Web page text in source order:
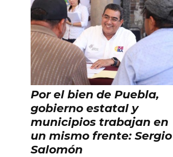
Por el bien de Puebla,
gobierno estatal y
municipios trabajan en
un mismo frente: Sergio
Salomón